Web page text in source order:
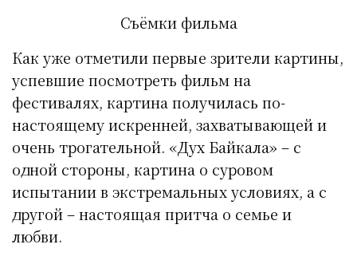
Съёмки фильма
Как уже отметили первые зрители картины,
успевшие посмотреть фильм на
фестивалях, картина получилась по-
настоящему искренней, захватывающей и
очень трогательной. «Дух Байкала» – с
одной стороны, картина о суровом
испытании в экстремальных условиях, а с
другой – настоящая притча о семье и
любви.